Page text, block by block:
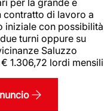
di lavoro a
iniziale con possibilità
turni oppure su
Saluzzo
1.306,72 lordi mensili